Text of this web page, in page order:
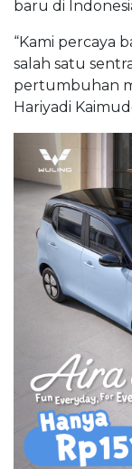
baru di
“Kami percaya
salah satu
pertumbuhan
Hariyadi